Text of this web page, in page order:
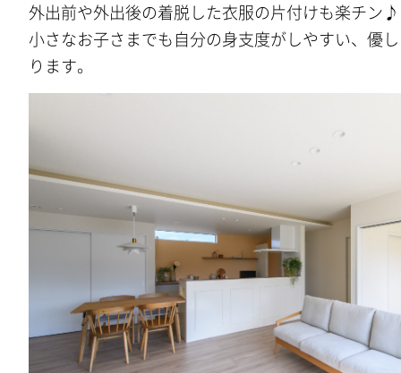
外出前や外出後の着脱した衣服の片付けも楽チン♪
小さなお子さまでも自分の身支度がしやすい、優
ります。